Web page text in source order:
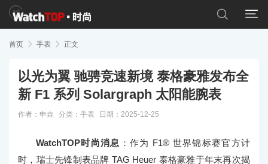


首页  手表  正文
以光为翼 驰骋竞速新境 泰格豪雅发布全
新 F1 系列 Solargraph 太阳能腕表
作者：申垚 分类： 手表 日期：2025-12-25
WatchTOP时尚消息 ：作为 F1® 世界锦标赛官方计
时，瑞士先锋制表品牌 TAG Heuer 泰格豪雅于年末再次揭